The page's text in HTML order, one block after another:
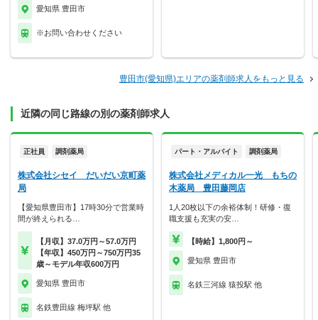
愛知県 豊田市
※お問い合わせください
豊田市(愛知県)エリアの薬剤師求人をもっと見る
近隣の同じ路線の別の薬剤師求人
正社員 調剤薬局
株式会社シセイ だいだい京町薬
局
【愛知県豊田市】17時30分で営業時
間が終えられる…
【月収】37.0万円～57.0万円
【年収】450万円～750万円35
歳～モデル年収600万円
愛知県 豊田市
名鉄豊田線 梅坪駅 他
パート・アルバイト 調剤薬局
株式会社メディカル一光 もちの
木薬局 豊田藤岡店
1人20枚以下の余裕体制！研修・復
職支援も充実の安…
【時給】1,800円～
愛知県 豊田市
名鉄三河線 猿投駅 他